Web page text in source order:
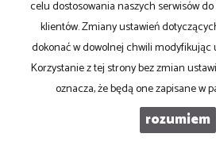
DZIAŁKA NA SPRZEDAŻ
Łodygowice
KLS-GS-15803
celu dostosowania naszych serwisów
klientów. Zmiany ustawień
dokonać w dowolnej chwili
Korzystanie z tej strony bez zmian
oznacza, że będą one zapisane w
rozumiem